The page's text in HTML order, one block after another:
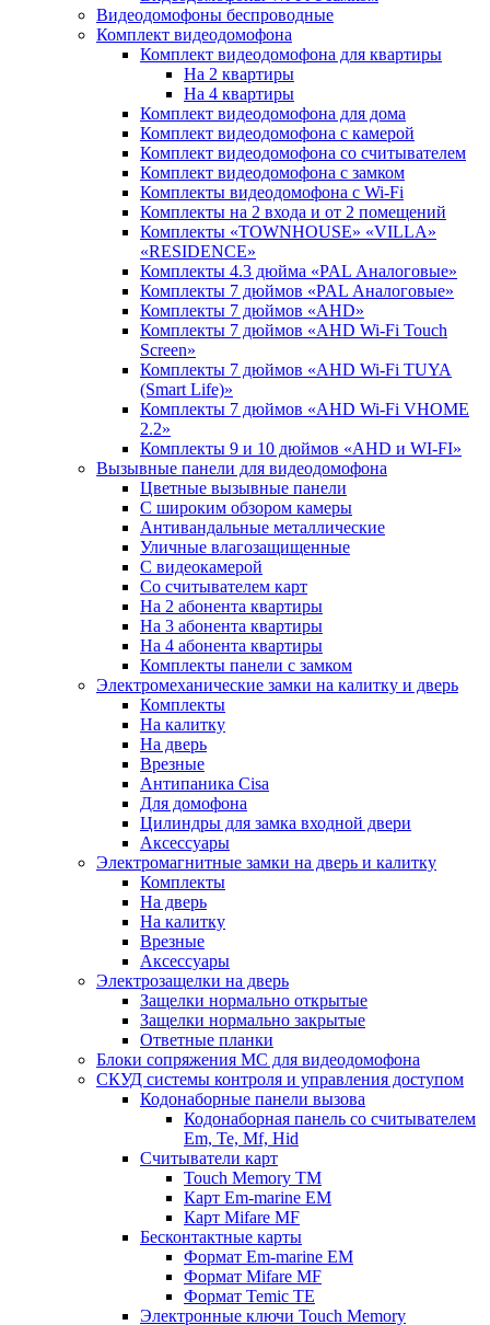
Видеодомофоны беспроводные
Комплект видеодомофона
Комплект видеодомофона для квартиры
На 2 квартиры
На 4 квартиры
Комплект видеодомофона для дома
Комплект видеодомофона с камерой
Комплект видеодомофона со считывателем
Комплект видеодомофона c замком
Комплекты видеодомофона с Wi-Fi
Комплекты на 2 входа и от 2 помещений
Комплекты «TOWNHOUSE» «VILLA»
«RESIDENCE»
Комплекты 4.3 дюйма «PAL Аналоговые»
Комплекты 7 дюймов «PAL Аналоговые»
Комплекты 7 дюймов «AHD»
Комплекты 7 дюймов «AHD Wi-Fi Touch
Screen»
Комплекты 7 дюймов «AHD Wi-Fi TUYA
(Smart Life)»
Комплекты 7 дюймов «AHD Wi-Fi VHOME
2.2»
Комплекты 9 и 10 дюймов «AHD и WI-FI»
Вызывные панели для видеодомофона
Цветные вызывные панели
С широким обзором камеры
Антивандальные металлические
Уличные влагозащищенные
С видеокамерой
Со считывателем карт
На 2 абонента квартиры
На 3 абонента квартиры
На 4 абонента квартиры
Комплекты панели с замком
Электромеханические замки на калитку и дверь
Комплекты
На калитку
На дверь
Врезные
Антипаника Cisa
Для домофона
Цилиндры для замка входной двери
Аксессуары
Электромагнитные замки на дверь и калитку
Комплекты
На дверь
На калитку
Врезные
Аксессуары
Электрозащелки на дверь
Защелки нормально открытые
Защелки нормально закрытые
Ответные планки
Блоки сопряжения МС для видеодомофона
СКУД системы контроля и управления доступом
Кодонаборные панели вызова
Кодонаборная панель со считывателем
Em, Te, Mf, Hid
Считыватели карт
Touch Memory TM
Карт Em-marine EM
Карт Mifare MF
Бесконтактные карты
Формат Em-marine EM
Формат Mifare MF
Формат Temic TE
Электронные ключи Touch Memory